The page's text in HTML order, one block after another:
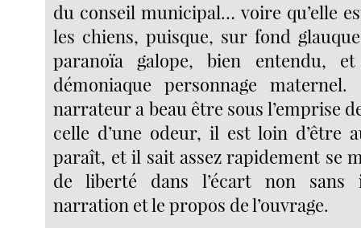
du conseil municipal… voire qu’elle
les chiens, puisque, sur fond
paranoïa galope, bien entendu,
démoniaque personnage maternel.
narrateur a beau être sous l’emprise
celle d’une odeur, il est loin d’être
paraît, et il sait assez rapidement se
de liberté dans l’écart non
narration et le propos de l’ouvrage.